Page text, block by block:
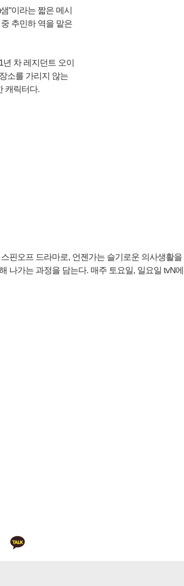
"이라는 짧은 메시
추민하 역을 맡은
차 레지던트 오이
소를 가리지 않는
캐릭터다.
핀오프 드라마로, 언젠가는 슬기로운 의사생활을
나가는 과정을 담는다. 매주 토요일, 일요일 tvN에